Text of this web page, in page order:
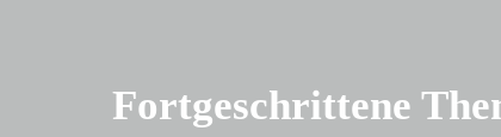
Fortgeschrittene